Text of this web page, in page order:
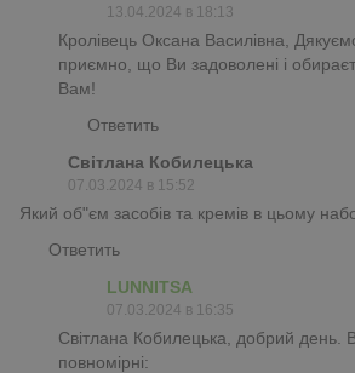
13.04.2024 в 18:13
Кролівець Оксана Василівна,
приємно, що Ви задоволені і
Вам!
Ответить
Світлана Кобилецька
07.03.2024 в 15:52
Який об"єм засобів та кремів в цьому
Ответить
LUNNITSA
07.03.2024 в 16:35
Світлана Кобилецька, добрий день.
повномірні: